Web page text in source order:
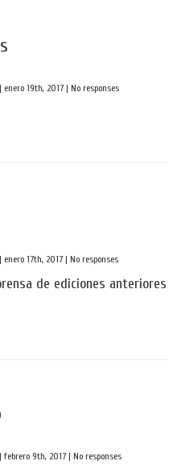
19th, 2017 | No responses
17th, 2017 | No responses
de ediciones
febrero 9th, 2017 | No responses